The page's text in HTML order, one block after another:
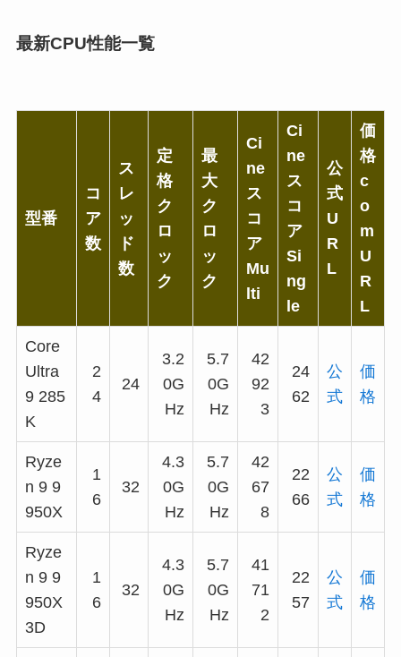
最新CPU性能一覧
型番
コ
ア
数
ス
レ
ッ
ド
数
定
格
ク
ロ
ッ
ク
最
大
ク
ロ
ッ
ク
Ci
ne
ス
コ
ア
Mu
lti
Ci
ne
ス
コ
ア
Si
ng
le
公
式
U
R
L
価
格
c
o
m
U
R
L
Core
Ultra
9 285
K
2
4
24
3.2
0G
Hz
5.7
0G
Hz
42
92
3
24
62
公
式
価
格
Ryze
n 9 9
950X
1
6
32
4.3
0G
Hz
5.7
0G
Hz
42
67
8
22
66
公
式
価
格
Ryze
n 9 9
950X
3D
1
6
32
4.3
0G
Hz
5.7
0G
Hz
41
71
2
22
57
公
式
価
格